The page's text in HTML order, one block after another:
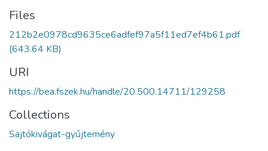
Files
212b2e0978cd9635ce6adfef97a5f11ed7ef4b61.pdf
(643.64 KB)
URI
https://bea.fszek.hu/handle/20.500.14711/129258
Collections
Sajtókivágat-gyűjtemény